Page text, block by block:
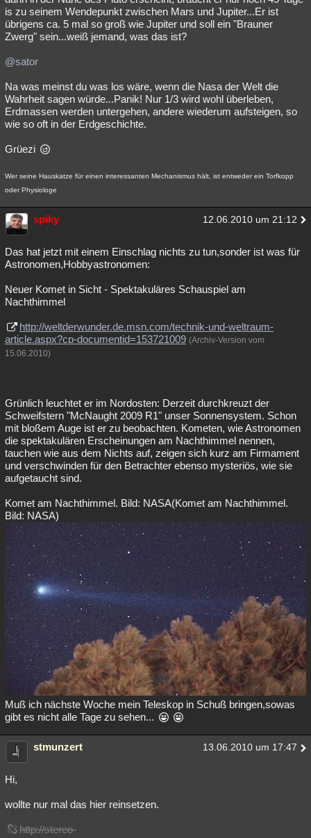
is zu seinem Wendepunkt zwischen Mars und Jupiter...Er ist
übrigens ca. 5 mal so groß wie Jupiter und soll ein "Brauner
Zwerg" sein...weiß jemand, was das ist?
@sator
Na was meinst du was los wäre, wenn die Nasa der Welt die
Wahrheit sagen würde...Panik! Nur 1/3 wird wohl überleben,
Erdmassen werden untergehen, andere wiederum aufsteigen, so
wie so oft in der Erdgeschichte.
Grüezi
Wer seine Hauskatze für einen interessanten Mechanismus hält, ist entweder ein Torfkopp
oder Physiologe
spiky 12.06.2010 um 21:12
Das hat jetzt mit einem Einschlag nichts zu tun,sonder ist was für
Astronomen,Hobbyastronomen:
Neuer Komet in Sicht - Spektakuläres Schauspiel am
Nachthimmel
http://weltderwunder.de.msn.com/technik-und-weltraum-
article.aspx?cp-documentid=153721009 (Archiv-Version vom
15.06.2010)
Grünlich leuchtet er im Nordosten: Derzeit durchkreuzt der
Schweifstern "McNaught 2009 R1" unser Sonnensystem. Schon
mit bloßem Auge ist er zu beobachten. Kometen, wie Astronomen
die spektakulären Erscheinungen am Nachthimmel nennen,
tauchen wie aus dem Nichts auf, zeigen sich kurz am Firmament
und verschwinden für den Betrachter ebenso mysteriös, wie sie
aufgetaucht sind.
Komet am Nachthimmel. Bild: NASA(Komet am Nachthimmel.
Bild: NASA)
Muß ich nächste Woche mein Teleskop in Schuß bringen,sowas
gibt es nicht alle Tage zu sehen...
stmunzert 13.06.2010 um 17:47
Hi,
wollte nur mal das hier reinsetzen.
http://stereo-